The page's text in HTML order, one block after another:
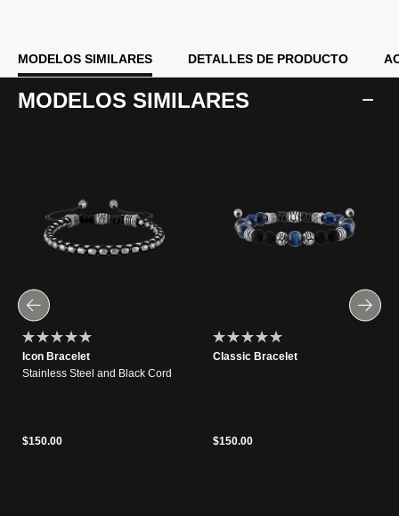
MODELOS SIMILARES DETALLES DE PRODUCTO
MODELOS SIMILARES
Icon Bracelet
Stainless Steel and Black Cord
$150.00
Classic Bracelet
$150.00